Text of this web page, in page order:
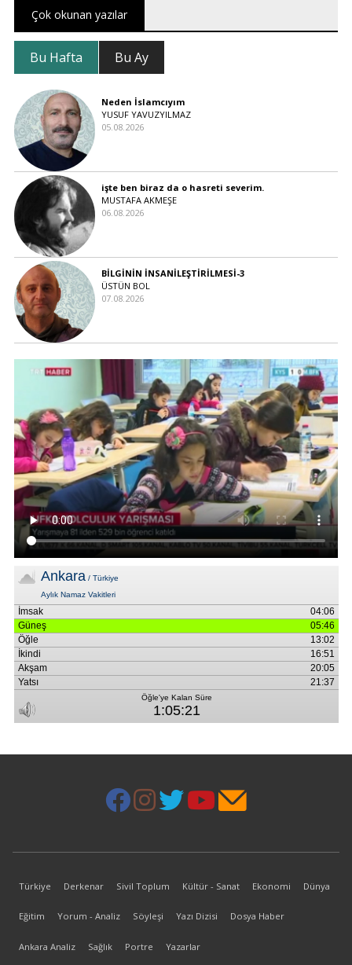
Çok okunan yazılar
Bu Hafta Bu Ay
Neden İslamcıyım
YUSUF YAVUZYILMAZ
05.08.2026
işte ben biraz da o hasreti severim.
MUSTAFA AKMEŞE
06.08.2026
BİLGİNİN İNSANİLEŞTİRİLMESİ-3
ÜSTÜN BOL
07.08.2026
Türkiye Derkenar Sivil Toplum Kültür - Sanat Ekonomi Dünya
Eğitim Yorum - Analiz Söyleşi Yazı Dizisi Dosya Haber
Ankara Analiz Sağlık Portre Yazarlar